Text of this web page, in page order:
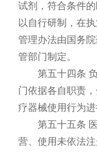
试剂，符合条件
以自行研制，在
管理办法由国务
管部门制定。
第五十四条
门依据各自职责
疗器械使用行为进
第五十五条
营、使用未依法